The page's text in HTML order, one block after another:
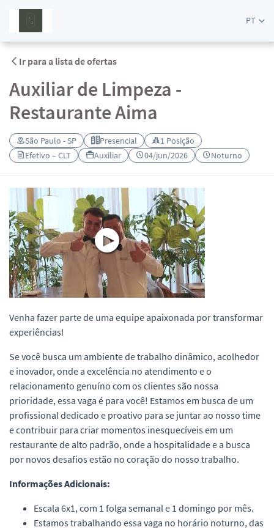
PT
Ir para a lista de ofertas
Auxiliar de Limpeza -
Restaurante Aima
São Paulo - SP Presencial
1 Posição
Efetivo – CLT
Auxiliar 04/jun/2026 Noturno
Venha fazer parte de uma equipe apaixonada por transformar
experiências!
Se você busca um ambiente de trabalho dinâmico, acolhedor
e inovador, onde a excelência no atendimento e o
relacionamento genuíno com os clientes são nossa
prioridade, essa vaga é para você! Estamos em busca de um
profissional dedicado e proativo para se juntar ao nosso time
e contribuir para criar momentos inesquecíveis em um
restaurante de alto padrão, onde a hospitalidade e a busca
por novos desafios estão no coração do nosso trabalho.
Informações Adicionais:
Escala 6x1, com 1 folga semanal e 1 domingo por mês.
Estamos trabalhando essa vaga no horário noturno, das